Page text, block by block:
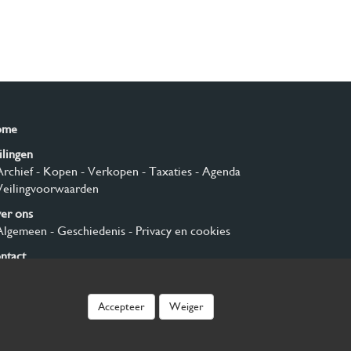
- Kopen - Verkopen - Taxaties- Agenda
ons
- Geschiedenis- Privacy en cookies
Accepteer Weiger